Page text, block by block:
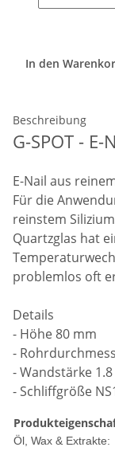
In den
Beschreibung
G-SPOT -
E-Nail aus
Für die
reinstem
Quartzglas hat
problemlos oft
Details
- Höhe 80 mm
-
- Wandstärke
- Schliffgröße
Öl, Wax & Extrakte: